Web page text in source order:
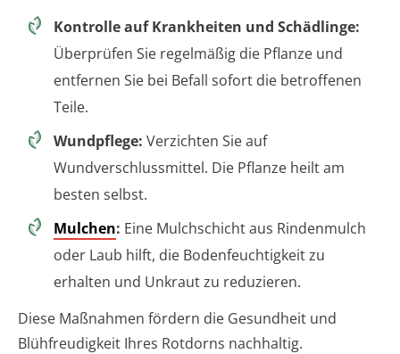
Kontrolle auf Krankheiten und Schädlinge:
Überprüfen Sie regelmäßig die Pflanze und
entfernen Sie bei Befall sofort die betroffenen
Teile.
Wundpflege: Verzichten Sie auf
Wundverschlussmittel. Die Pflanze heilt am
besten selbst.
Mulchen: Eine Mulchschicht aus Rindenmulch
oder Laub hilft, die Bodenfeuchtigkeit zu
erhalten und Unkraut zu reduzieren.
Diese Maßnahmen fördern die Gesundheit und
Blühfreudigkeit Ihres Rotdorns nachhaltig.